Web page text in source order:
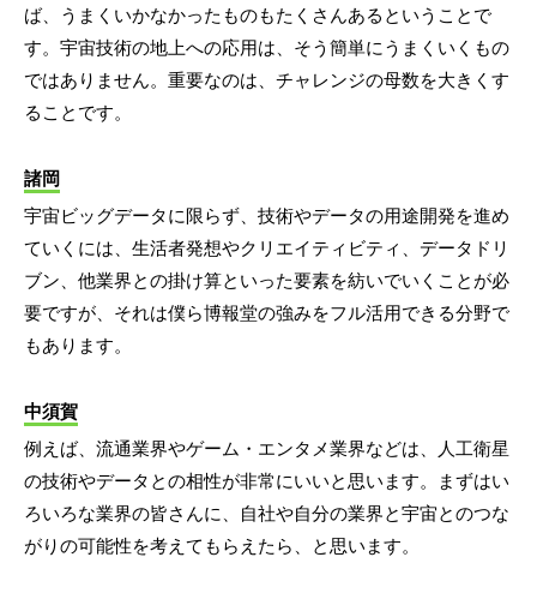
ば、うまくいかなかったものもたくさんあるということで
す。宇宙技術の地上への応用は、そう簡単にうまくいくもの
ではありません。重要なのは、チャレンジの母数を大きくす
ることです。
諸岡
宇宙ビッグデータに限らず、技術やデータの用途開発を進め
ていくには、生活者発想やクリエイティビティ、データドリ
ブン、他業界との掛け算といった要素を紡いでいくことが必
要ですが、それは僕ら博報堂の強みをフル活用できる分野で
もあります。
中須賀
例えば、流通業界やゲーム・エンタメ業界などは、人工衛星
の技術やデータとの相性が非常にいいと思います。まずはい
ろいろな業界の皆さんに、自社や自分の業界と宇宙とのつな
がりの可能性を考えてもらえたら、と思います。